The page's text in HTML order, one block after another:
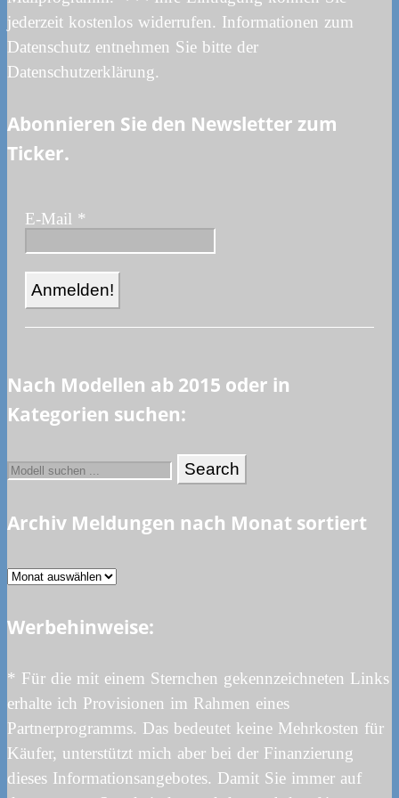
jederzeit kostenlos widerrufen. Informationen zum
Datenschutz entnehmen Sie bitte der
Datenschutzerklärung.
Abonnieren Sie den Newsletter zum
Ticker.
E-Mail *
Nach Modellen ab 2015 oder in
Kategorien suchen:
Archiv Meldungen nach Monat sortiert
Archiv
nach
sortiert
Werbehinweise:
* Für die mit einem Sternchen gekennzeichneten Links
erhalte ich Provisionen im Rahmen eines
Partnerprogramms. Das bedeutet keine Mehrkosten für
Käufer, unterstützt mich aber bei der Finanzierung
dieses Informationsangebotes. Damit Sie immer auf